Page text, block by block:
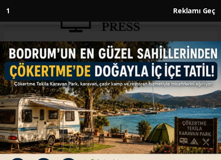
1 Reklamı Geç
Anasayfa EKONOMİ
Cumhuriyet tarihinin günlük
ihracat rekoru dün 2,4 milyar
dolarla kırıldı
EKONOMİ
23.05.2026 - 13:10, Güncelleme: 23.05.2026 - 13:10